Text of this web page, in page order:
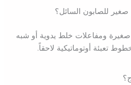
للصابون السائل؟
ومفاعلات خلط يدوية أو شبه
تعبئة أوتوماتيكية لاحقاً.